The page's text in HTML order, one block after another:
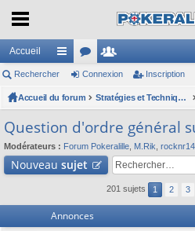
Accueil
ac
co
ci
s
or
u
m
s
e
m
br
es
Rechercher Connexion Inscription
Accueil du forum Stratégies et Techniques Pokériennes
Question d'ordre général
Modérateurs : Forum Pokeralille M.Rik rocknr14
Nouveau sujet
201 sujets 1 2 3
Annonces